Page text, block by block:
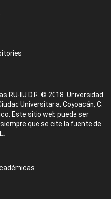
RU-IIJ D.R. © 2018. Universidad
Universitaria, Coyoacán, C.
Este sitio web puede ser
que se cite la fuente de